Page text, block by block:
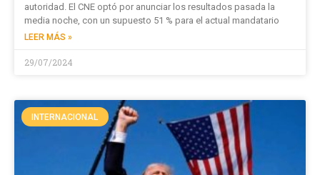
autoridad. El CNE optó por anunciar los resultados pasada la
media noche, con un supuesto 51 % para el actual mandatario
LEER MÁS »
29/07/2024
INTERNACIONAL